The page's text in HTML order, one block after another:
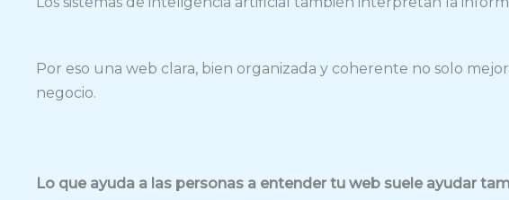
Por eso una web clara, bien organizada y coherente no solo
negocio.
Lo que ayuda a las personas a entender tu web suele ayudar